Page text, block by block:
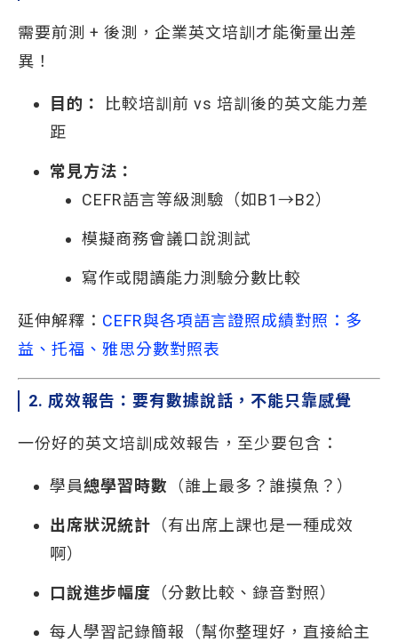
需要前測 + 後測，企業英文培訓才能衡量出差
異！
目的：
比較培訓前 vs 培訓後的英文能力差
距
常見方法：
CEFR語言等級測驗（如B1→B2）
模擬商務會議口說測試
寫作或閱讀能力測驗分數比較
延伸解釋： CEFR與各項語言證照成績對照：多
益、托福、雅思分數對照表
2. 成效報告：要有數據說話，不能只靠感覺
一份好的英文培訓成效報告，至少要包含：
學員總學習時數 （誰上最多？誰摸魚？）
出席狀況統計 （有出席上課也是一種成效
啊）
口說進步幅度 （分數比較、錄音對照）
每人學習記錄簡報（幫你整理好，直接給主